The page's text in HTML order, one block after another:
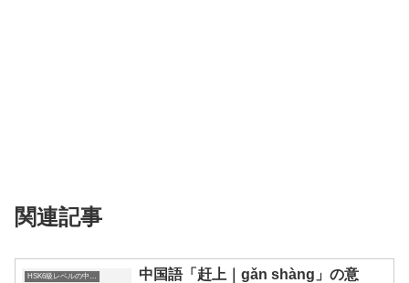
関連記事
中国語「赶上｜gǎn shàng」の意